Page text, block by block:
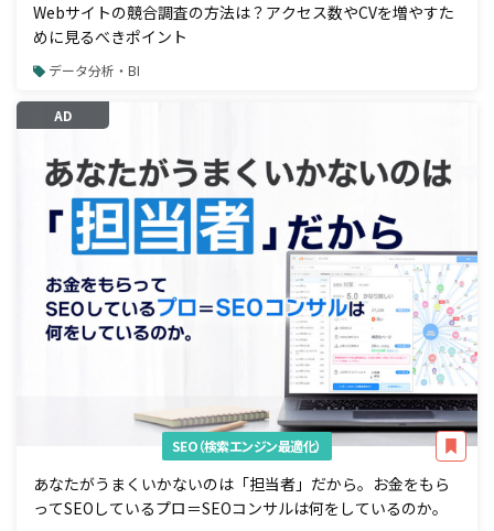
Webサイトの競合調査の方法は？アクセス数やCVを増やすた
めに見るべきポイント
データ分析・BI
AD
SEO（検索エンジン最適化）
あなたがうまくいかないのは「担当者」だから。お金をもら
ってSEOしているプロ＝SEOコンサルは何をしているのか。